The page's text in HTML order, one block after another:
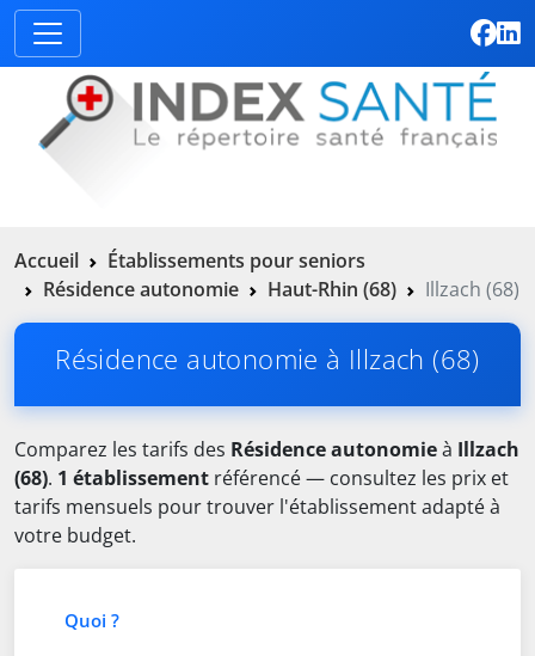
Accueil
Établissements pour seniors
Résidence autonomie
Haut-Rhin (68) Illzach (68)
Résidence autonomie à Illzach (68)
Comparez les tarifs des Résidence autonomieà Illzach
(68). 1 établissement référencé — consultez les prix et
tarifs mensuels pour trouver l'établissement adapté à
votre budget.
Quoi ?